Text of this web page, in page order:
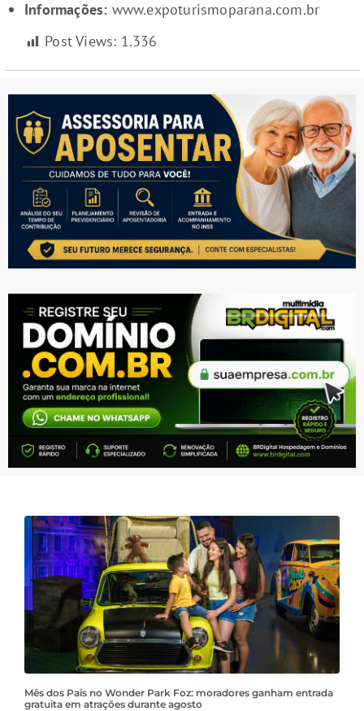
Informações: www.expoturismoparana.com.br
Post Views: 1.336
Mês dos Pais no Wonder Park Foz: moradores ganham entrada
gratuita em atrações durante agosto